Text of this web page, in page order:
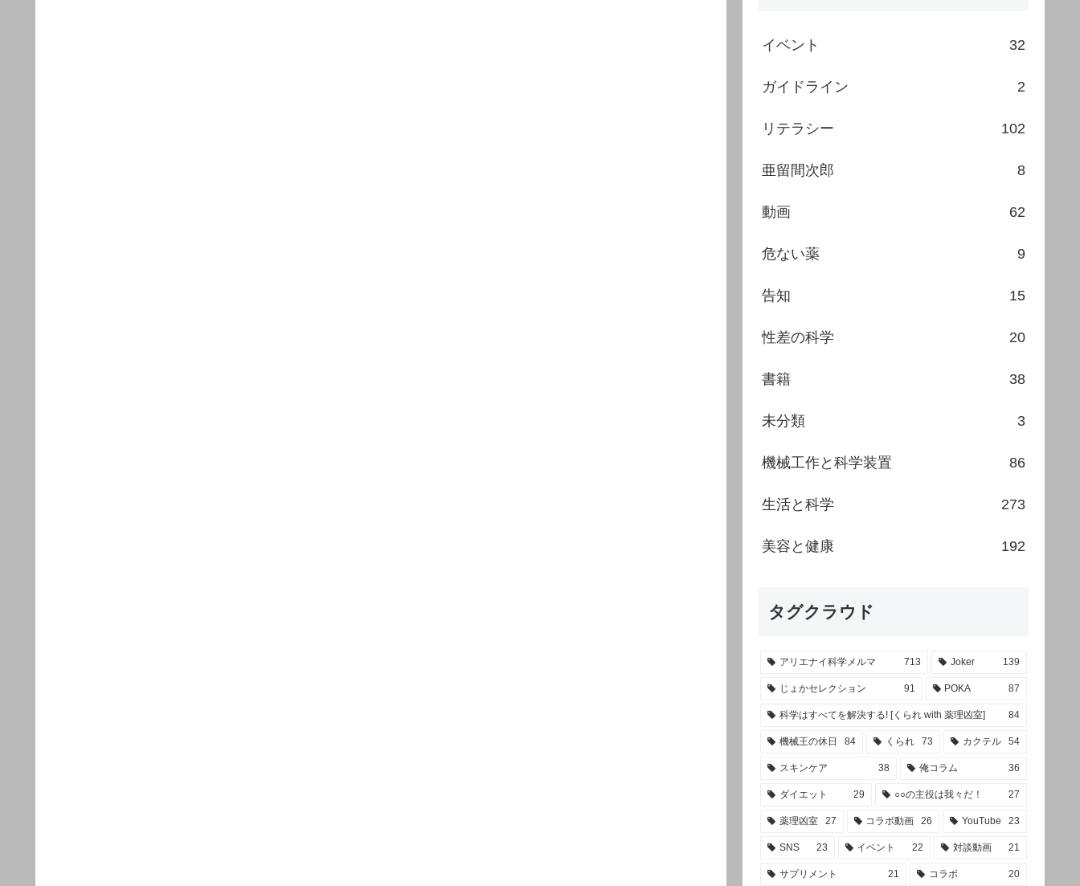
イベント 32
ガイドライン 2
リテラシー 102
亜留間次郎 8
動画 62
危ない薬 9
告知 15
性差の科学 20
書籍 38
未分類 3
機械工作と科学装置 86
生活と科学 273
美容と健康 192
タグクラウド
アリエナイ科学メルマ 713 Joker 139
じょかセレクション 91 POKA 87
科学はすべてを解決する! [くられ with 薬理凶室] 84
機械王の休日 84 くられ 73 カクテル 54
スキンケア 38 俺コラム 36
ダイエット 29 ○○の主役は我々だ！ 27
薬理凶室 27 コラボ動画 26 YouTube 23
SNS 23 イベント 22 対談動画 21
サプリメント 21 コラボ 20